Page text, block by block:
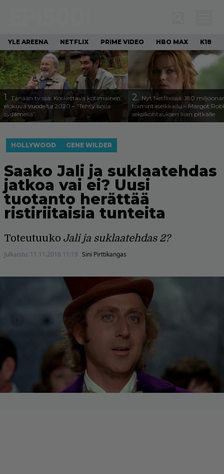
YLE AREENA NETFLIX PRIME VIDEO HBO MAX K18
1. Tänään tv:ssä: Koskettava kotimainen
elokuva vuodelta 2020 – ”Tehty isolla
sydämellä”
2. Nyt Netflixissä: 180
toimintaseikkailu – Margot
seksikohtauksen liian pitkälle
HOLLYWOOD GENE WILDER
Saako Jali ja suklaatehdas
jatkoa vai ei? Uusi
tuotanto herättää
ristiriitaisia tunteita
Toteutuuko Jali ja suklaatehdas 2?
Julkaistu: 11.11.2016 11:19 Sini Pirttikangas